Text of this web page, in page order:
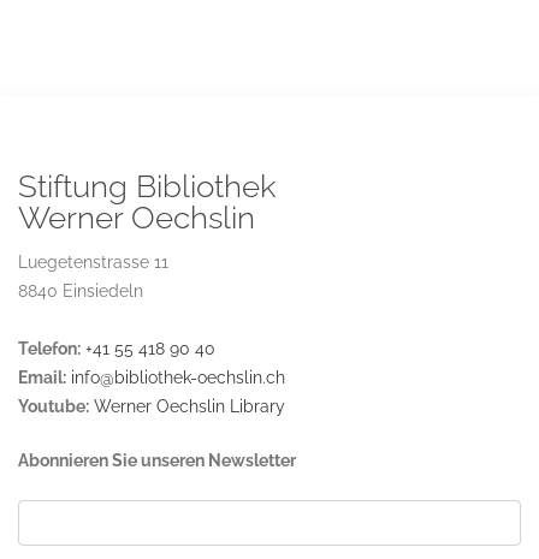
Stiftung Bibliothek
Werner Oechslin
Luegetenstrasse 11
8840 Einsiedeln
Telefon: +41 55 418 90 40
Email: info@bibliothek-oechslin.ch
Youtube: Werner Oechslin Library
Abonnieren Sie unseren Newsletter